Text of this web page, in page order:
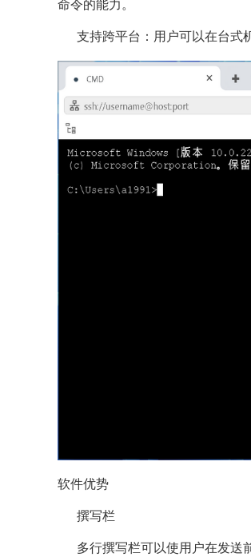
命令的能力。
支持跨平台：用户可以在台式
软件优势
撰写栏
多行撰写栏可以使用户在发送